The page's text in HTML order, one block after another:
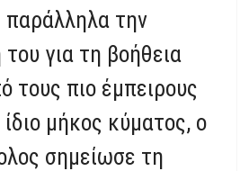
την
για τη βοήθεια
τους πιο έμπειρους
μήκος κύματος, ο
σημείωσε τη